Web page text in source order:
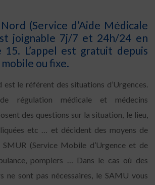
(Service d’Aide Médicale
joignable 7j/7 et 24h/24 en
15. L’appel est gratuit depuis
ou fixe.
le référent des situations d’Urgences.
régulation médicale et médecins
des questions sur la situation, le lieu,
etc … et décident des moyens de
SMUR (Service Mobile d’Urgence et de
pompiers … Dans le cas où des
ne sont pas nécessaires, le SAMU vous